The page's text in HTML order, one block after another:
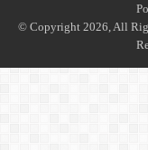
© Copyright 2026, All